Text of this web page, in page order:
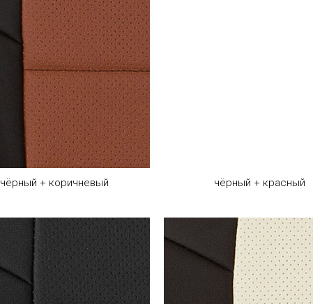
чёрный + коричневый чёрный + красный